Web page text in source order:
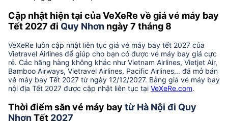
Cập nhật hiện tại của VeXeRe về giá vé máy bay
Tết 2027 đi Quy Nhơn ngày 7 tháng 8
VeXeRe luôn cập nhật liên tục giá vé máy bay tết 2027 của
Vietravel Airlines để giúp cho bạn có được vé máy bay giá cực
rẻ. Các hãng hàng không khác như Vietnam Airlines, Vietjet Air,
Bamboo Airways, Vietravel Airlines, Pacific Airlines... đã mở bán
vé máy bay Tết 2027 từ ngày 12/12/2027. Bảng giá vé máy bay
nội địa Tết 2027 được cập nhật liên tục tại VeXeRe.com.
Thời điểm săn vé máy bay từ Hà Nội đi Quy
NhơnTết 2027